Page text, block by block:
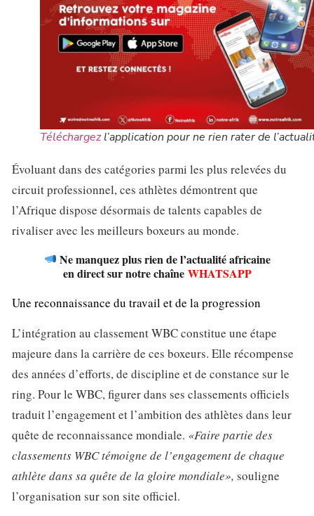
Téléchargezl’application pour ne rien rater de
Évoluant dans des catégories parmi les plus relevées du
circuit professionnel, ces athlètes démontrent que
l’Afrique dispose désormais de talents capables de
rivaliser avec les meilleurs boxeurs au monde.
Ne manquez plus rien de l’actualité africaine
en direct sur notre chaîne WHATSAPP
Une reconnaissance du travail et de la progression
L’intégration au classement WBC constitue une étape
majeure dans la carrière de ces boxeurs. Elle récompense
des années d’efforts, de discipline et de constance sur le
ring. Pour le WBC, figurer dans ses classements officiels
traduit l’engagement et l’ambition des athlètes dans leur
quête de reconnaissance mondiale. «Faire partie des
classements WBC témoigne de l’engagement de chaque
athlète dans sa quête de la gloire mondiale», souligne
l’organisation sur son site officiel.